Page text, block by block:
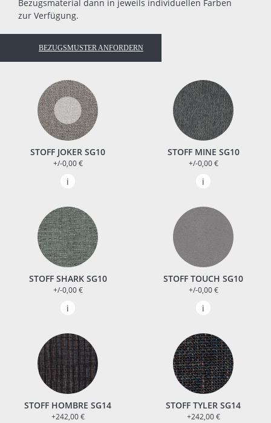
Bezugsmaterial dann in jeweils individuellen Farben
zur Verfügung.
BEZUGSMUSTER ANFORDERN
STOFF JOKER SG10
+/-0,00 €
STOFF MINE SG10
+/-0,00 €
STOFF SHARK SG10
+/-0,00 €
STOFF TOUCH SG10
+/-0,00 €
STOFF HOMBRE SG14
+242,00 €
STOFF TYLER SG14
+242,00 €